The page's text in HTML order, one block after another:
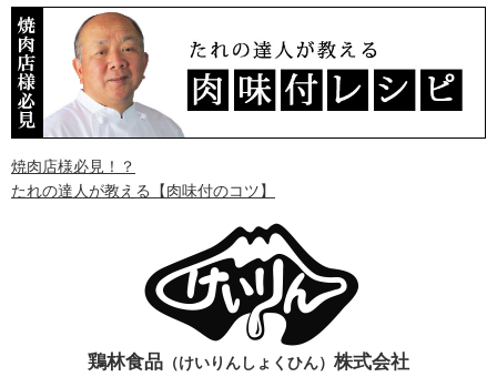
焼肉店様必見！？
たれの達人が教える
【肉味付のコツ】
鶏林食品 （けいりんしょくひん） 株式会社